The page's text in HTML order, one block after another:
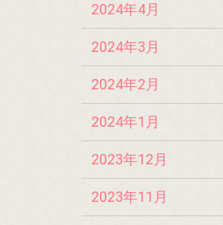
2024年4月
2024年3月
2024年2月
2024年1月
2023年12月
2023年11月